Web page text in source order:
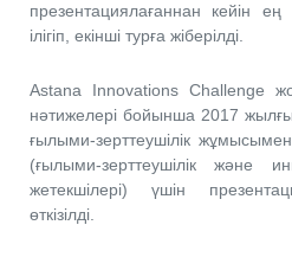
презентациялағаннан кейін
ілігіп, екінші турға жіберілді.
Astana Innovations Challenge
нәтижелері бойынша 2017
ғылыми-зерттеушілік
(ғылыми-зерттеушілік және
жетекшілері) үшін
өткізілді.